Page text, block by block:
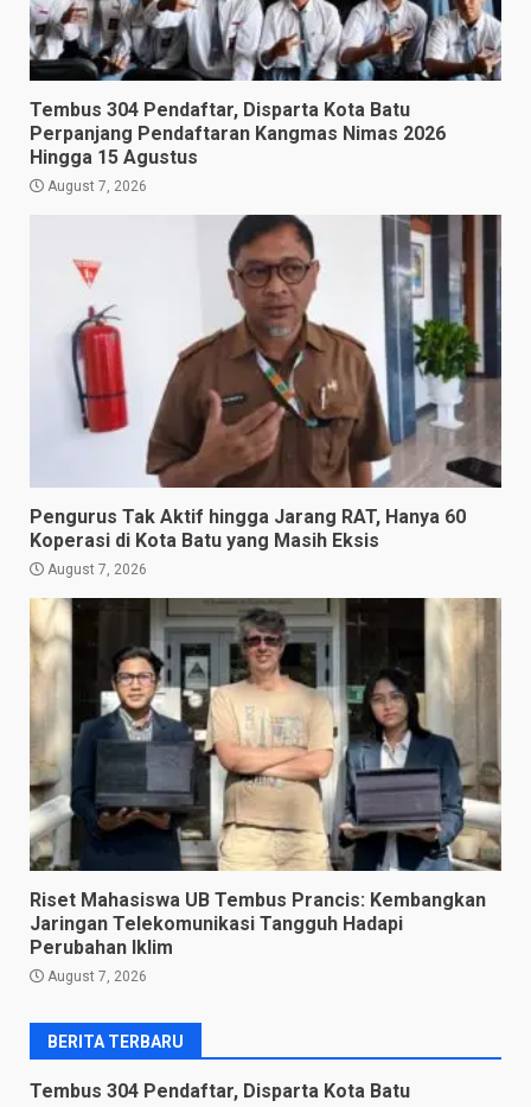
Tembus 304 Pendaftar, Disparta Kota Batu
Perpanjang Pendaftaran Kangmas Nimas 2026
Hingga 15 Agustus
August 7, 2026
Pengurus Tak Aktif hingga Jarang RAT, Hanya 60
Koperasi di Kota Batu yang Masih Eksis
August 7, 2026
Riset Mahasiswa UB Tembus Prancis: Kembangkan
Jaringan Telekomunikasi Tangguh Hadapi
Perubahan Iklim
August 7, 2026
BERITA TERBARU
Tembus 304 Pendaftar, Disparta Kota Batu